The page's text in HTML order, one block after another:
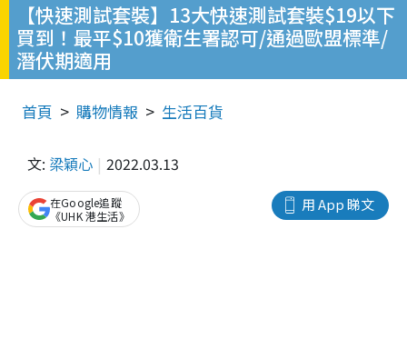
【快速測試套裝】13大快速測試套裝$19以下
買到！最平$10獲衛生署認可/通過歐盟標準/
潛伏期適用
首頁 購物情報 生活百貨
文: 梁穎心 2022.03.13
用 App 睇文
在Google追蹤
《UHK 港生活》